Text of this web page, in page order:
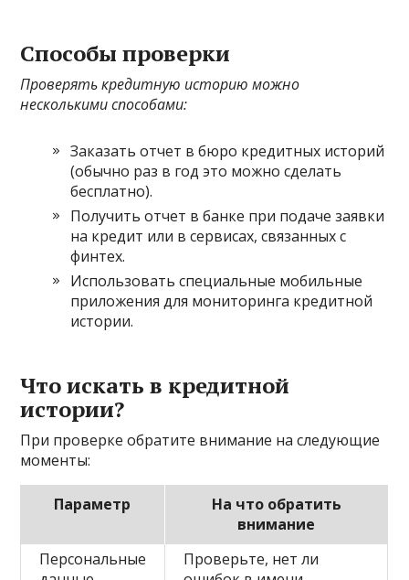
Способы проверки
Проверять кредитную историю можно
несколькими способами:
Заказать отчет в бюро кредитных историй
(обычно раз в год это можно сделать
бесплатно).
Получить отчет в банке при подаче заявки
на кредит или в сервисах, связанных с
финтех.
Использовать специальные мобильные
приложения для мониторинга кредитной
истории.
Что искать в кредитной
истории?
При проверке обратите внимание на следующие
моменты:
Параметр
На что обратить
внимание
Персональные
Проверьте, нет ли